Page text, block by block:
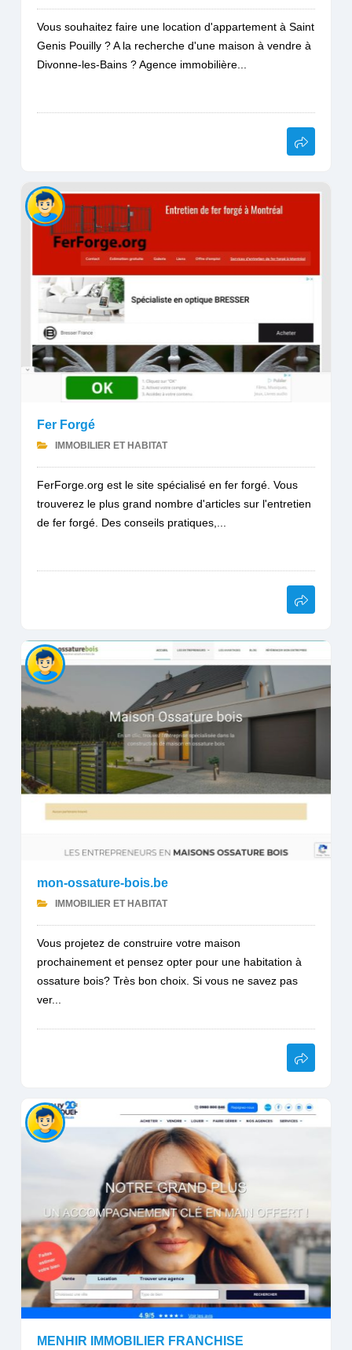
Vous souhaitez faire une location d'appartement à Saint
Genis Pouilly ? A la recherche d'une maison à vendre à
Divonne-les-Bains ? Agence immobilière...
Fer Forgé
IMMOBILIER ET HABITAT
FerForge.org est le site spécialisé en fer forgé. Vous
trouverez le plus grand nombre d'articles sur l'entretien
de fer forgé. Des conseils pratiques,...
mon-ossature-bois.be
IMMOBILIER ET HABITAT
Vous projetez de construire votre maison
prochainement et pensez opter pour une habitation à
ossature bois? Très bon choix. Si vous ne savez pas
ver...
MENHIR IMMOBILIER FRANCHISE